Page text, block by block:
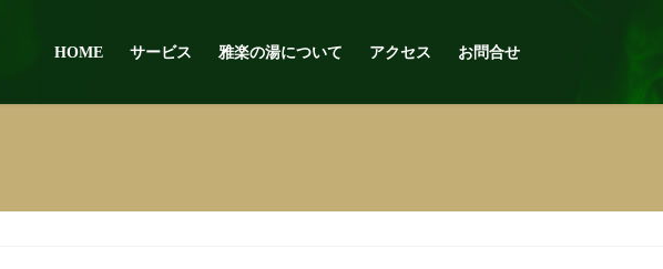
HOME サービス 雅楽の湯について アクセス お問合せ